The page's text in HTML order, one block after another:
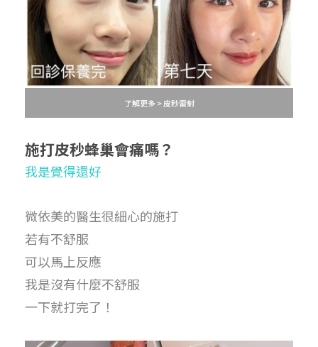
了解更多 > 皮秒雷射
施打皮秒蜂巢會痛嗎？
我是覺得還好
微依美的醫生很細心的施打
若有不舒服
可以馬上反應
我是沒有什麼不舒服
一下就打完了！